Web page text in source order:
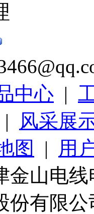
中心 |
|
风采展
图 | 用
金山电
份有限